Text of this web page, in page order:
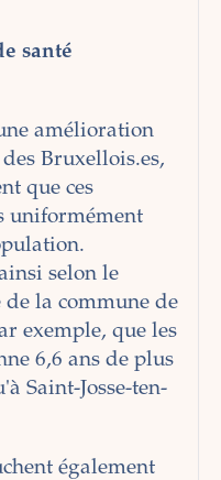
santé
amélioration
Bruxellois.es,
que ces
uniformément
selon le
de la commune de
exemple, que les
6,6 ans de plus
Saint-Josse-ten-
également